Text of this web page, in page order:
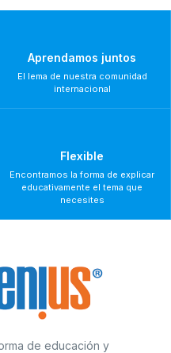
Aprendamos juntos
El lema de nuestra comunidad
internacional
Flexible
Encontramos la forma de explicar
educativamente el tema que
necesites
de educación y